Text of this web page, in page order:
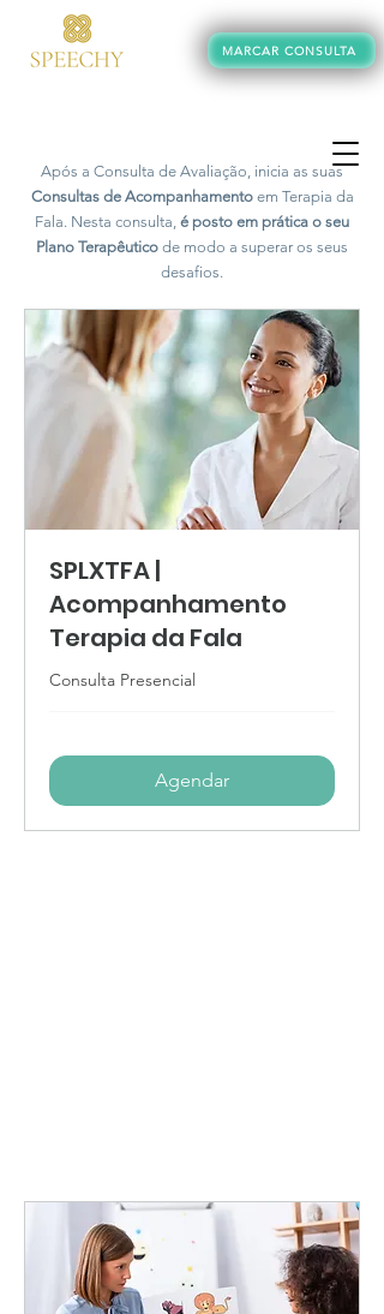
MARCAR CONSULTA
Após a Consulta de Avaliação, inicia as suas
Consultas de Acompanhamentoem Terapia da
Fala. Nesta consulta, é posto em prática o seu
Plano Terapêutico de modo a superar os seus
desafios.
SPLXTFA |
Acompanhamento
Terapia da Fala
Consulta Presencial
Agendar